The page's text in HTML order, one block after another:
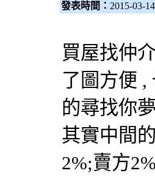
發表時間： 2015-03-14
買屋找仲
了圖方便 ,
的尋找你
其實中間
2%;賣方